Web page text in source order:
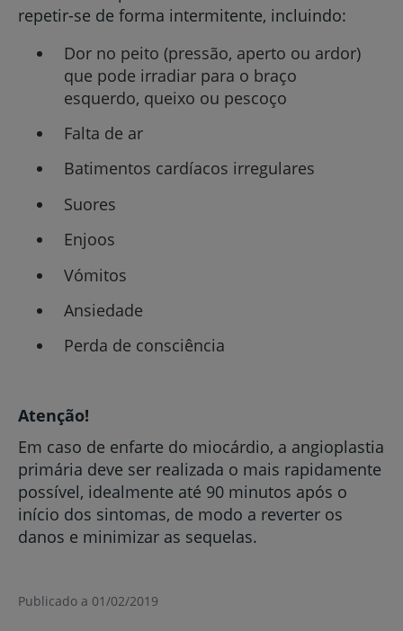
repetir-se de forma intermitente, incluindo:
Dor no peito (pressão, aperto ou ardor)
que pode irradiar para o braço
esquerdo, queixo ou pescoço
Falta de ar
Batimentos cardíacos irregulares
Suores
Enjoos
Vómitos
Ansiedade
Perda de consciência
Atenção!
Em caso de enfarte do miocárdio, a angioplastia
primária deve ser realizada o mais rapidamente
possível, idealmente até 90 minutos após o
início dos sintomas, de modo a reverter os
danos e minimizar as sequelas.
Publicado a 01/02/2019